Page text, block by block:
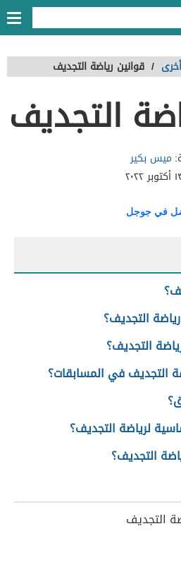
/ قوانين رياضة التجديف
التجديف
ميس بكير
في جوجل
التجديف؟
التجديف؟
التجديف في المسابقات؟
لرياضة التجديف؟
التجديف؟